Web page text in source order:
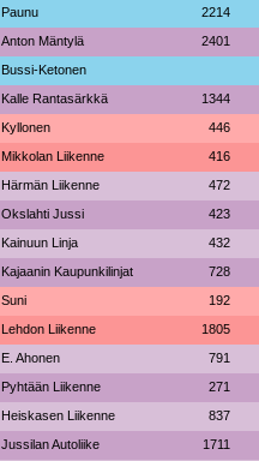
Paunu 2214
Anton Mäntylä 2401
Bussi-Ketonen
Kalle Rantasärkkä 1344
Kyllonen 446
Mikkolan Liikenne 416
Härmän Liikenne 472
Okslahti Jussi 423
Kainuun Linja 432
Kajaanin Kaupunkilinjat 728
Suni 192
Lehdon Liikenne 1805
E. Ahonen 791
Pyhtään Liikenne 271
Heiskasen Liikenne 837
Jussilan Autoliike 1711